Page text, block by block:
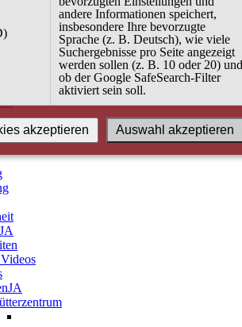
& Elternschaft
andere Informationen speichert,
insbesondere Ihre bevorzugte
Sprache (z. B. Deutsch), wie viele
Suchergebnisse pro Seite angezeigt
werden sollen (z. B. 10 oder 20) und
ob der Google SafeSearch-Filter
aktiviert sein soll.
Auswahl akzeptieren
akzeptieren